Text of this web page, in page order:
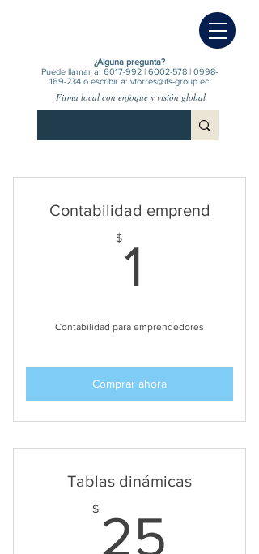
¿Alguna pregunta?
Puede llamar a: 6017-992| 6002-578| 0998-
169-234 o escribir a: vtorres@ifs-group.ec
Firma local con enfoque y visión global
Contabilidad emprend
$1
Contabilidad para emprendedores
Comprar ahora
Tablas dinámicas
$ 25